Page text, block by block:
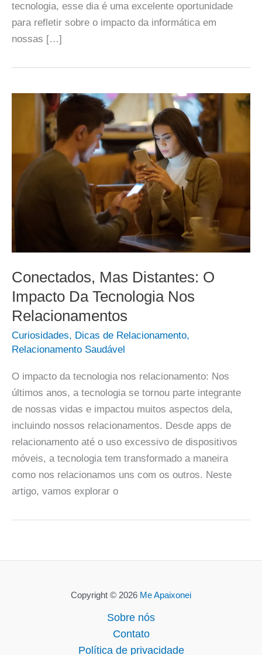
tecnologia, esse dia é uma excelente oportunidade
para refletir sobre o impacto da informática em
nossas […]
Conectados, Mas Distantes: O
Impacto Da Tecnologia Nos
Relacionamentos
Curiosidades, Dicas de Relacionamento,
Relacionamento Saudável
O impacto da tecnologia nos relacionamento: Nos
últimos anos, a tecnologia se tornou parte integrante
de nossas vidas e impactou muitos aspectos dela,
incluindo nossos relacionamentos. Desde apps de
relacionamento até o uso excessivo de dispositivos
móveis, a tecnologia tem transformado a maneira
como nos relacionamos uns com os outros. Neste
artigo, vamos explorar o
Copyright © 2026 Me Apaixonei
Sobre nós
Contato
Política de privacidade